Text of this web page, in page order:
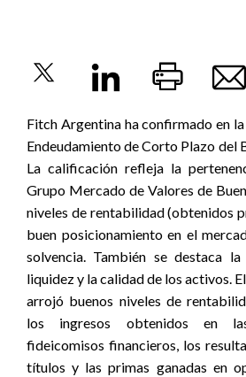
Fitch Argentina ha confirmado en
Endeudamiento de Corto Plazo del
La calificación refleja la
Grupo Mercado de Valores de
niveles de rentabilidad (obtenidos
buen posicionamiento en el
solvencia. También se destaca
liquidez y la calidad de los activos.
arrojó buenos niveles de
los ingresos obtenidos en
fideicomisos financieros, los
títulos y las primas ganadas en